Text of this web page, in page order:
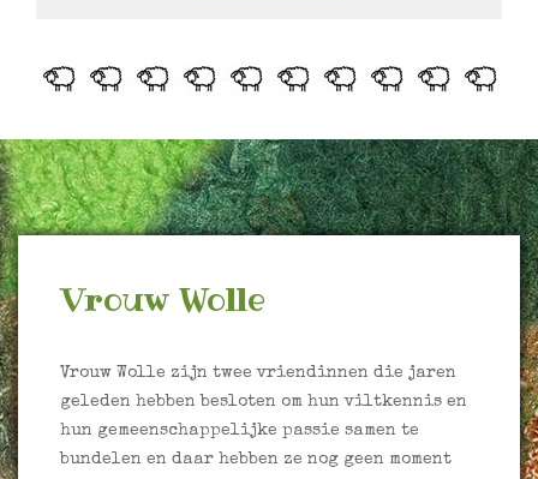
Vrouw Wolle
Vrouw Wolle zijn twee vriendinnen die jaren
geleden hebben besloten om hun viltkennis en
hun gemeenschappelijke passie samen te
bundelen en daar hebben ze nog geen moment